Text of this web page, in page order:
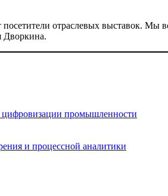
посетители отраслевых выставок.
и процессной аналитики